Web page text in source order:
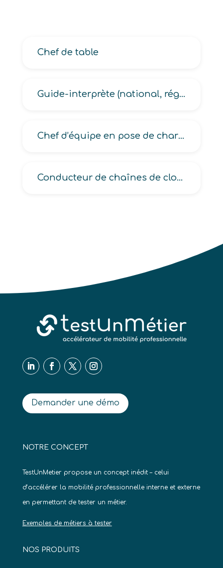
Chef de table
Guide-interprète (national, régional)
Chef d’équipe en pose de charpentes bois
Conducteur de chaînes de clouage
Demander une démo
NOTRE CONCEPT
TestUnMetier propose un concept inédit – celui
d’accélérer la mobilité professionnelle interne et externe
en permettant de tester un métier.
Exemples de métiers à tester
NOS PRODUITS